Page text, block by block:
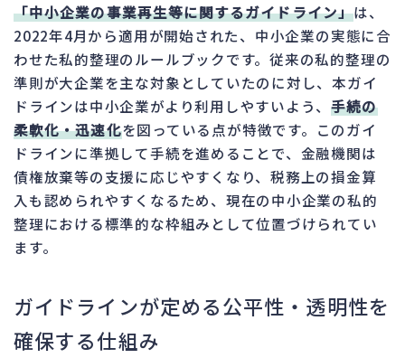
「中小企業の事業再生等に関するガイドライン」は、
2022年4月から適用が開始された、中小企業の実態に合
わせた私的整理のルールブックです。従来の私的整理の
準則が大企業を主な対象としていたのに対し、本ガイ
ドラインは中小企業がより利用しやすいよう、手続の
柔軟化・迅速化を図っている点が特徴です。このガイ
ドラインに準拠して手続を進めることで、金融機関は
債権放棄等の支援に応じやすくなり、税務上の損金算
入も認められやすくなるため、現在の中小企業の私的
整理における標準的な枠組みとして位置づけられてい
ます。
ガイドラインが定める公平性・透明性を
確保する仕組み